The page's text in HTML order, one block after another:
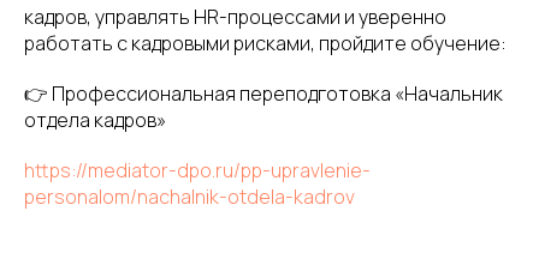
кадров, управлять HR-процессами и уверенно
работать с кадровыми рисками, пройдите обучение:
👉 Профессиональная переподготовка «Начальник
отдела кадров»
https://mediator-dpo.ru/pp-upravlenie-
personalom/nachalnik-otdela-kadrov